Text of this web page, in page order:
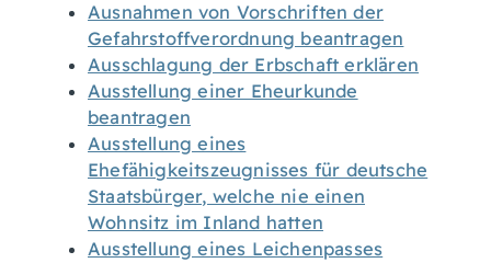
Ausnahmen von Vorschriften der
Gefahrstoffverordnung beantragen
Ausschlagung der Erbschaft erklären
Ausstellung einer Eheurkunde
beantragen
Ausstellung eines
Ehefähigkeitszeugnisses für deutsche
Staatsbürger, welche nie einen
Wohnsitz im Inland hatten
Ausstellung eines Leichenpasses